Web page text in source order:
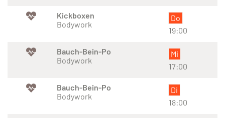
Kickboxen
Bodywork
Do
19:00
Bauch-Bein-Po
Bodywork
Mi
17:00
Bauch-Bein-Po
Bodywork
Di
18:00